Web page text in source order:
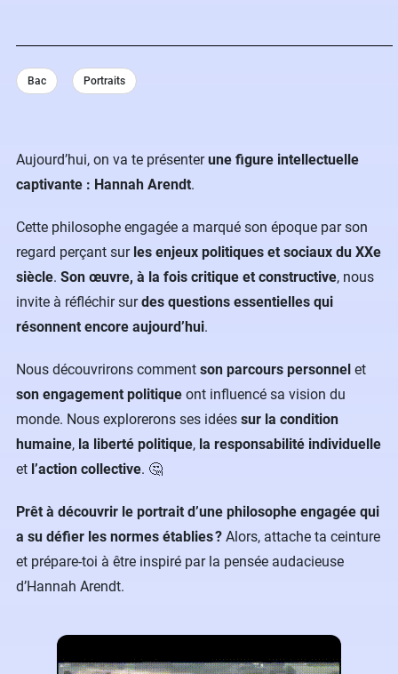
Aujourd’hui, on va te présenterune figure intellectuelle
captivante : Hannah Arendt.
Cette philosophe engagée a marqué son époque par son
regard perçant surles enjeux politiques et sociaux du XXe
siècle. Son œuvre, à la fois critique et constructive, nous
invite à réfléchir surdes questions essentielles qui
résonnent encore aujourd’hui.
Nous découvrirons comment son parcours personnel et
son engagement politique ont influencé sa vision du
monde. Nous explorerons ses idées sur la condition
humaine, la liberté politique, la responsabilité individuelle
et l’action collective. 🤔
Prêt à découvrir le portrait d’une philosophe engagée qui
a su défier les normes établies ? Alors, attache ta ceinture
et prépare-toi à être inspiré par la pensée audacieuse
d’Hannah Arendt.
Bac Portraits